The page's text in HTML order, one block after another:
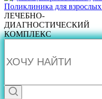
ЛЕЧЕБНО-
ДИАГНОСТИЧЕСКИЙ
КОМПЛЕКС